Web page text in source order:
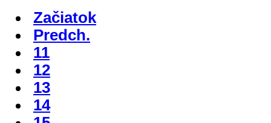
Začiatok
Predch.
11
12
13
14